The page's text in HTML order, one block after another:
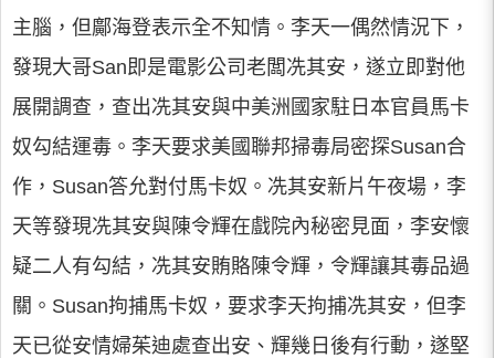
主腦，但鄺海登表示全不知情。李天一偶然情況下，
發現大哥San即是電影公司老闆冼其安，遂立即對他
展開調查，查出冼其安與中美洲國家駐日本官員馬卡
奴勾結運毒。李天要求美國聯邦掃毒局密探Susan合
作，Susan答允對付馬卡奴。冼其安新片午夜場，李
天等發現冼其安與陳令輝在戲院內秘密見面，李安懷
疑二人有勾結，冼其安賄賂陳令輝，令輝讓其毒品過
關。Susan拘捕馬卡奴，要求李天拘捕冼其安，但李
天已從安情婦茱迪處查出安、輝幾日後有行動，遂堅